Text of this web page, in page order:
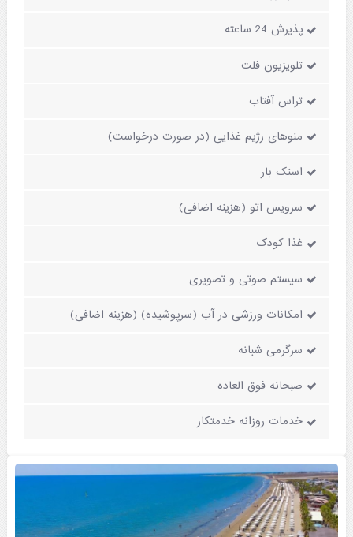
پذیرش 24 ساعته
تلویزیون فلت
تراس آفتاب
منوهای رژیم غذایی (در صورت درخواست)
اسنک بار
سرویس اتو (هزینه اضافی)
غذا کودک
سیستم صوتی و تصویری
امکانات ورزشی در آب (سرپوشیده) (هزینه اضافی)
سرگرمی شبانه
صبحانه فوق العاده
خدمات روزانه خدمتکار